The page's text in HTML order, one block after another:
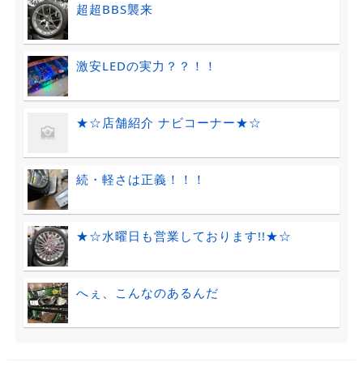
超超BBS襲来
激安LEDの実力？？！！
★☆店舗紹介 ナビコーナー★☆
続・軽さは正義！！！
★☆水曜日も営業しております!!★☆
へぇ、こんなのあるんだ